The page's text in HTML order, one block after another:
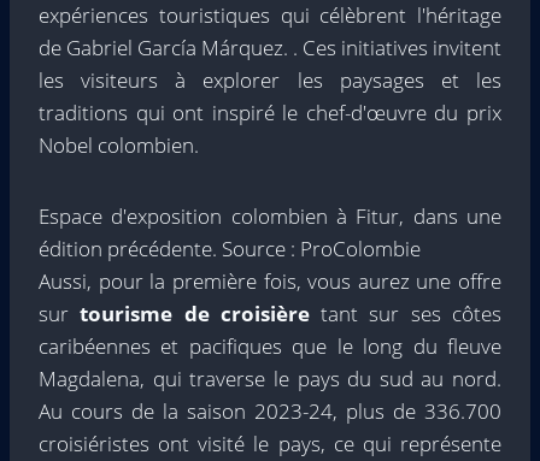
expériences touristiques qui célèbrent l'héritage
de Gabriel García Márquez. . Ces initiatives invitent
les visiteurs à explorer les paysages et les
traditions qui ont inspiré le chef-d'œuvre du prix
Nobel colombien.
Espace d'exposition colombien à Fitur, dans une
édition précédente. Source : ProColombie
Aussi, pour la première fois, vous aurez une offre
surtourisme de croisièretant sur ses côtes
caribéennes et pacifiques que le long du fleuve
Magdalena, qui traverse le pays du sud au nord.
Au cours de la saison 2023-24, plus de 336.700
croisiéristes ont visité le pays, ce qui représente